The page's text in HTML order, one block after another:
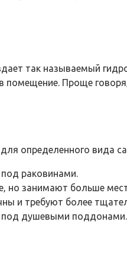
так называемый
Проще
определенного вида
раковинами.
но занимают больше
и требуют более
под душевыми поддонами.